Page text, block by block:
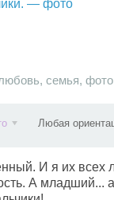
— фото
, семья, фото
Любая
И я их всех
А младший...